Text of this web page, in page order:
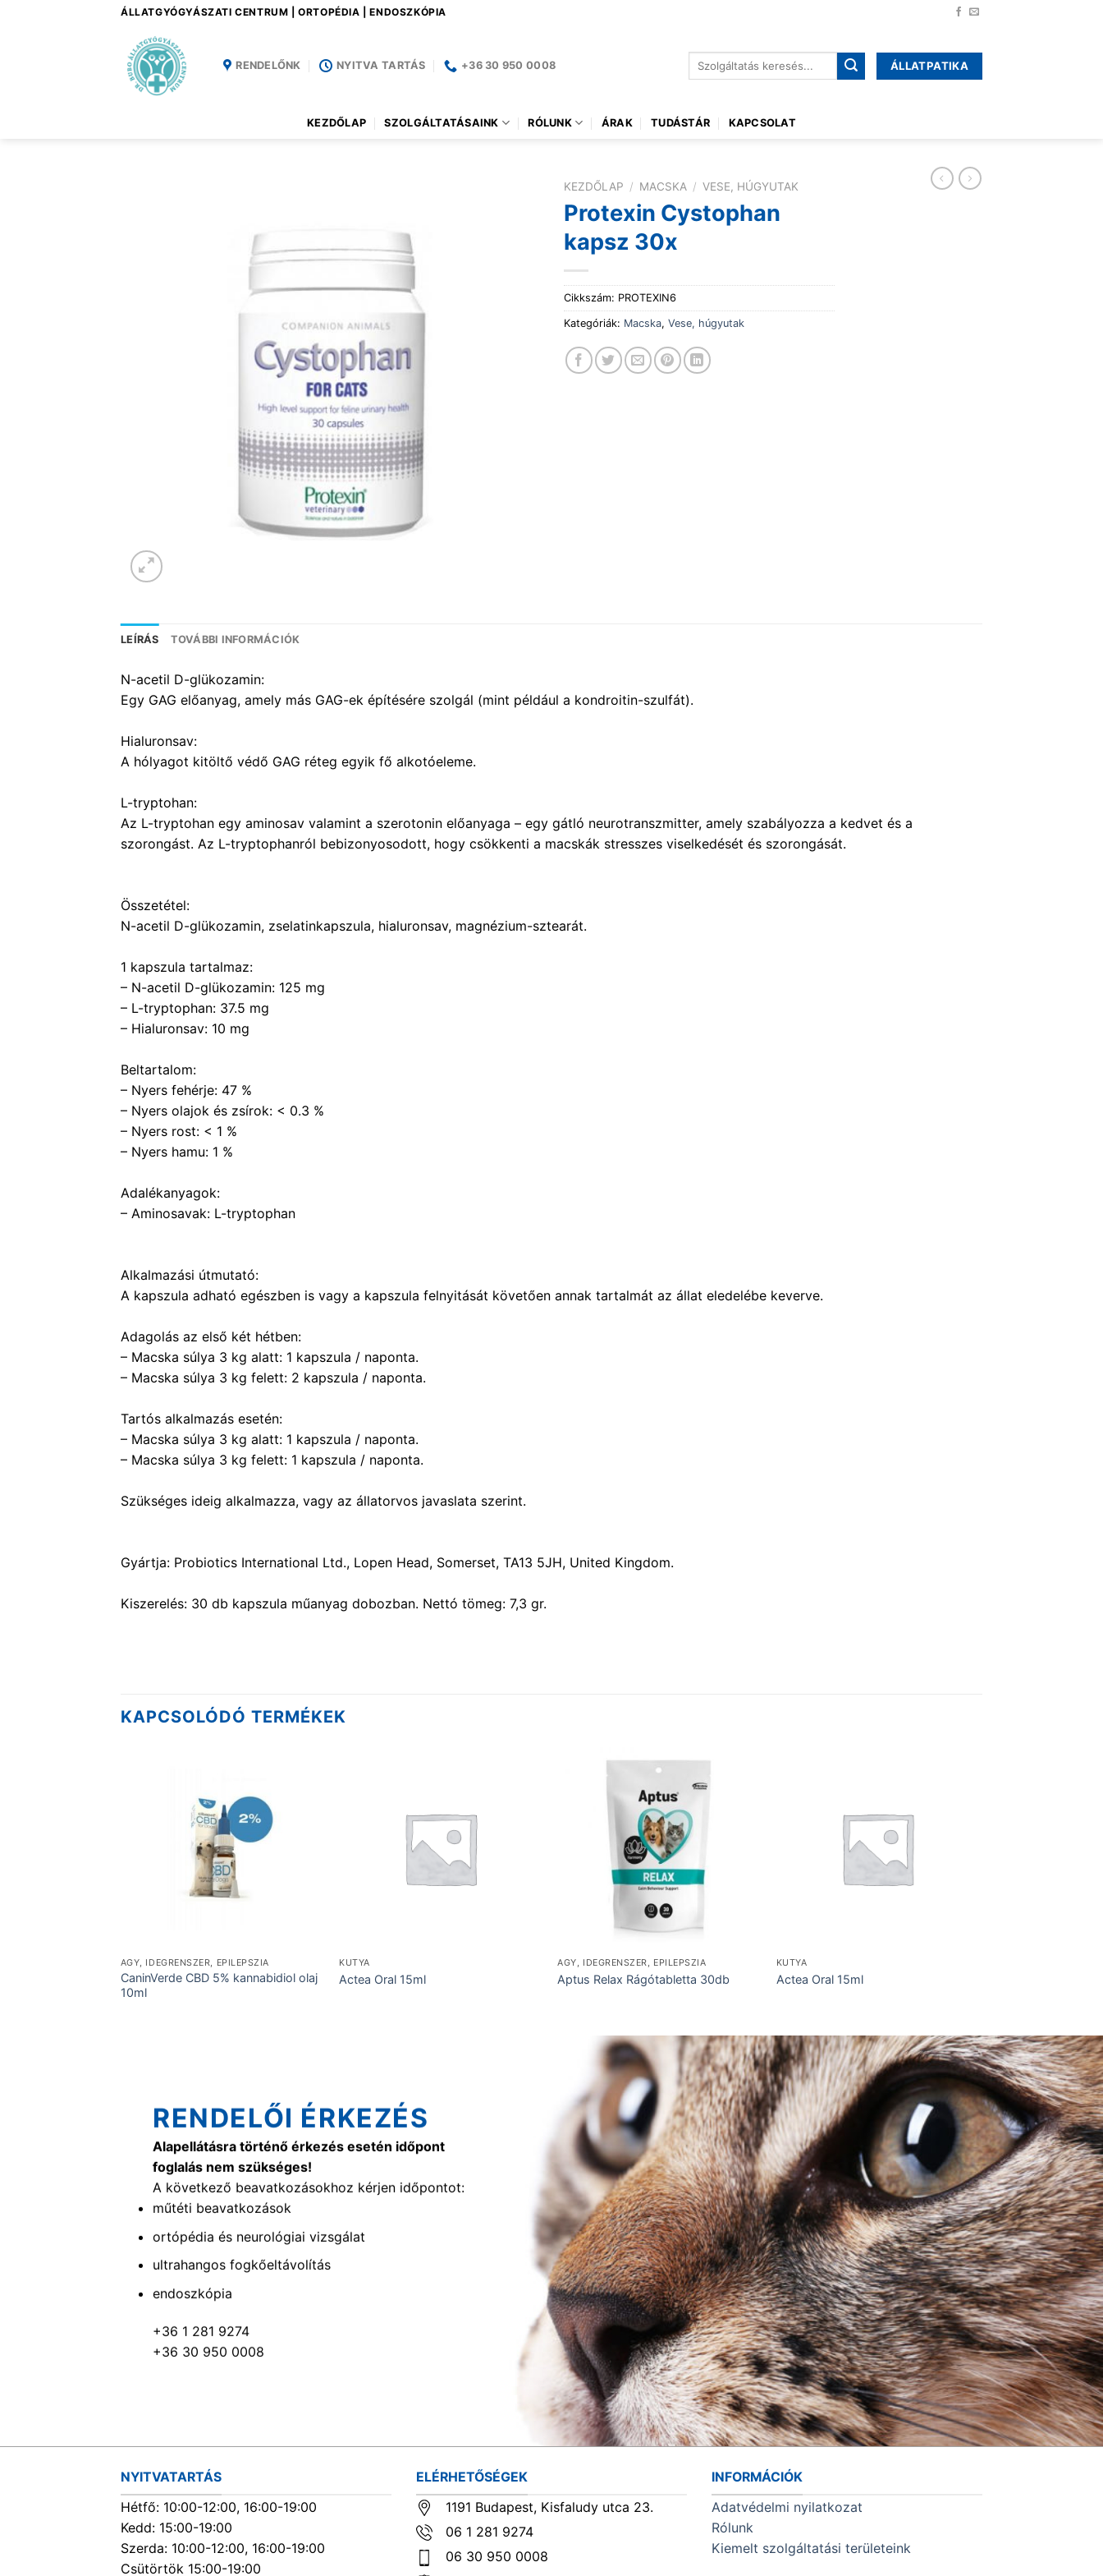
ÁLLATGYÓGYÁSZATI CENTRUM | ORTOPÉDIA | ENDOSZKÓPIA
RENDELŐNK NYITVA TARTÁS +36 30 950 0008
Keresés
ÁLLATPATIKA
KEZDŐLAP SZOLGÁLTATÁSAINK RÓLUNK ÁRAK TUDÁSTÁR KAPCSOLAT
KEZDŐLAP / MACSKA / VESE, HÚGYUTAK
Protexin Cystophan
kapsz 30x
Cikkszám: PROTEXIN6
Kategóriák: Macska, Vese, húgyutak
LEÍRÁS TOVÁBBI INFORMÁCIÓK
N-acetil D-glükozamin:
Egy GAG előanyag, amely más GAG-ek építésére szolgál (mint például a kondroitin-szulfát).
Hialuronsav:
A hólyagot kitöltő védő GAG réteg egyik fő alkotóeleme.
L-tryptohan:
Az L-tryptohan egy aminosav valamint a szerotonin előanyaga – egy gátló neurotranszmitter, amely szabályozza a kedvet és a
szorongást. Az L-tryptophanról bebizonyosodott, hogy csökkenti a macskák stresszes viselkedését és szorongását.
Összetétel:
N-acetil D-glükozamin, zselatinkapszula, hialuronsav, magnézium-sztearát.
1 kapszula tartalmaz:
– N-acetil D-glükozamin: 125 mg
– L-tryptophan: 37.5 mg
– Hialuronsav: 10 mg
Beltartalom:
– Nyers fehérje: 47 %
– Nyers olajok és zsírok: < 0.3 %
– Nyers rost: < 1 %
– Nyers hamu: 1 %
Adalékanyagok:
– Aminosavak: L-tryptophan
Alkalmazási útmutató:
A kapszula adható egészben is vagy a kapszula felnyitását követően annak tartalmát az állat eledelébe keverve.
Adagolás az első két hétben:
– Macska súlya 3 kg alatt: 1 kapszula / naponta.
– Macska súlya 3 kg felett: 2 kapszula / naponta.
Tartós alkalmazás esetén:
– Macska súlya 3 kg alatt: 1 kapszula / naponta.
– Macska súlya 3 kg felett: 1 kapszula / naponta.
Szükséges ideig alkalmazza, vagy az állatorvos javaslata szerint.
Gyártja: Probiotics International Ltd., Lopen Head, Somerset, TA13 5JH, United Kingdom.
Kiszerelés: 30 db kapszula műanyag dobozban. Nettó tömeg: 7,3 gr.
KAPCSOLÓDÓ TERMÉKEK
AGY, IDEGRENSZER, EPILEPSZIA
CaninVerde CBD 5% kannabidiol olaj
10ml
KUTYA
Actea Oral 15ml
AGY, IDEGRENSZER, EPILEPSZIA
Aptus Relax Rágótabletta 30db
KUTYA
Actea Oral 15ml
RENDELŐI ÉRKEZÉS
Alapellátásra történő érkezés esetén időpont
foglalás nem szükséges!
A következő beavatkozásokhoz kérjen időpontot:
műtéti beavatkozások
ortópédia és neurológiai vizsgálat
ultrahangos fogkőeltávolítás
endoszkópia
+36 1 281 9274
+36 30 950 0008
NYITVATARTÁS
Hétfő: 10:00-12:00, 16:00-19:00
Kedd: 15:00-19:00
Szerda: 10:00-12:00, 16:00-19:00
Csütörtök 15:00-19:00
ELÉRHETŐSÉGEK
1191 Budapest, Kisfaludy utca 23.
06 1 281 9274
06 30 950 0008
INFORMÁCIÓK
Adatvédelmi nyilatkozat
Rólunk
Kiemelt szolgáltatási területeink